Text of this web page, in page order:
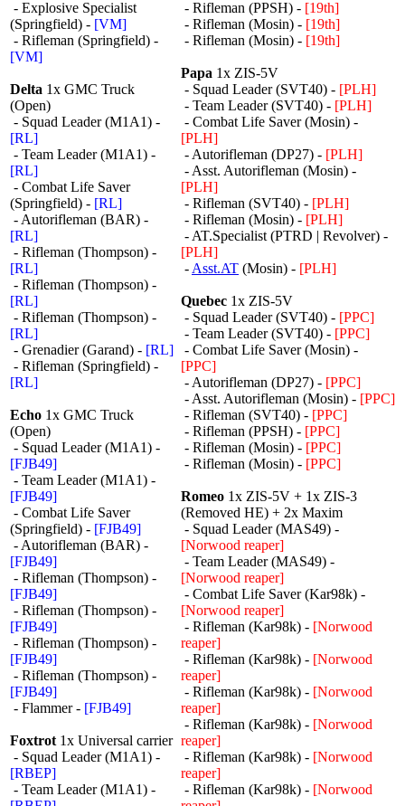
- Explosive Specialist
(Springfield) - [VM]
- Rifleman (Springfield) -
[VM]
Delta 1x GMC Truck
(Open)
- Squad Leader (M1A1) -
[RL]
- Team Leader (M1A1) -
[RL]
- Combat Life Saver
(Springfield) - [RL]
- Autorifleman (BAR) -
[RL]
- Rifleman (Thompson) -
[RL]
- Rifleman (Thompson) -
[RL]
- Rifleman (Thompson) -
[RL]
- Grenadier (Garand) - [RL]
- Rifleman (Springfield) -
[RL]
Echo 1x GMC Truck
(Open)
- Squad Leader (M1A1) -
[FJB49]
- Team Leader (M1A1) -
[FJB49]
- Combat Life Saver
(Springfield) - [FJB49]
- Autorifleman (BAR) -
[FJB49]
- Rifleman (Thompson) -
[FJB49]
- Rifleman (Thompson) -
[FJB49]
- Rifleman (Thompson) -
[FJB49]
- Rifleman (Thompson) -
[FJB49]
- Flammer - [FJB49]
Foxtrot 1x Universal carrier
- Squad Leader (M1A1) -
[RBEP]
- Team Leader (M1A1) -
- Rifleman (PPSH) - [19th]
- Rifleman (Mosin) - [19th]
- Rifleman (Mosin) - [19th]
Papa 1x ZIS-5V
- Squad Leader (SVT40) - [PLH]
- Team Leader (SVT40) - [PLH]
- Combat Life Saver (Mosin) -
[PLH]
- Autorifleman (DP27) - [PLH]
- Asst. Autorifleman (Mosin) -
[PLH]
- Rifleman (SVT40) - [PLH]
- Rifleman (Mosin) - [PLH]
- AT.Specialist (PTRD | Revolver) -
[PLH]
- Asst.AT (Mosin) - [PLH]
Quebec 1x ZIS-5V
- Squad Leader (SVT40) - [PPC]
- Team Leader (SVT40) - [PPC]
- Combat Life Saver (Mosin) -
[PPC]
- Autorifleman (DP27) - [PPC]
- Asst. Autorifleman (Mosin) - [PPC]
- Rifleman (SVT40) - [PPC]
- Rifleman (PPSH) - [PPC]
- Rifleman (Mosin) - [PPC]
- Rifleman (Mosin) - [PPC]
Romeo 1x ZIS-5V + 1x ZIS-3
(Removed HE) + 2x Maxim
- Squad Leader (MAS49) -
[Norwood reaper]
- Team Leader (MAS49) -
[Norwood reaper]
- Combat Life Saver (Kar98k) -
[Norwood reaper]
- Rifleman (Kar98k) - [Norwood
reaper]
- Rifleman (Kar98k) - [Norwood
reaper]
- Rifleman (Kar98k) - [Norwood
reaper]
- Rifleman (Kar98k) - [Norwood
reaper]
- Rifleman (Kar98k) - [Norwood
reaper]
- Rifleman (Kar98k) - [Norwood